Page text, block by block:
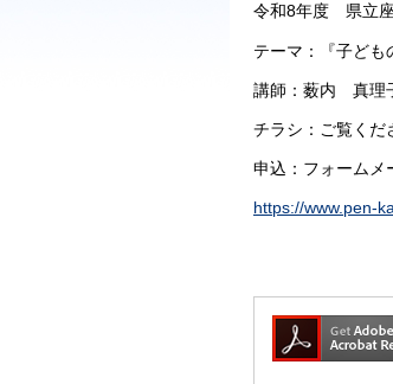
令和8年度 県立
テーマ：『子ども
講師：薮内 真理
チラシ：ご覧く
申込：フォームメ
https://www.pen-